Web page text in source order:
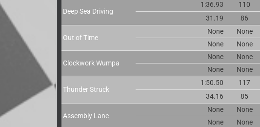
Deep Sea Driving
1:36.93 110
31.19
86
Out of Time
None None
None
None
Clockwork Wumpa
None None
None
None
Thunder Struck
1:50.50 117
34.16
85
Assembly Lane
None None
None
None